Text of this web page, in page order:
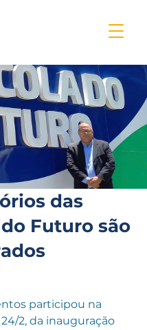
das
Futuro são
participou na
2, da inauguração